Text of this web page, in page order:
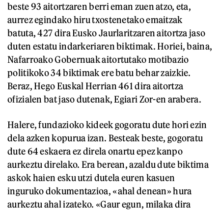
beste 93 aitortzaren berri eman zuen atzo, eta,
aurrez egindako hiru txostenetako emaitzak
batuta, 427 dira Eusko Jaurlaritzaren aitortza jaso
duten estatu indarkeriaren biktimak. Horiei, baina,
Nafarroako Gobernuak aitortutako motibazio
politikoko 34 biktimak ere batu behar zaizkie.
Beraz, Hego Euskal Herrian 461 dira aitortza
ofizialen bat jaso dutenak, Egiari Zor-en arabera.
Halere, fundazioko kideek gogoratu dute hori ezin
dela azken kopurua izan. Besteak beste, gogoratu
dute 64 eskaera ez direla onartu epez kanpo
aurkeztu direlako. Era berean, azaldu dute biktima
askok haien esku utzi dutela euren kasuen
inguruko dokumentazioa, «ahal denean» hura
aurkeztu ahal izateko. «Gaur egun, milaka dira